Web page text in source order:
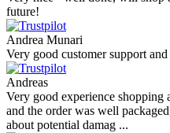
future!
Andrea Munari
Very good customer support
Andreas
Very good experience shopping
and the order was well
about potential damag ...